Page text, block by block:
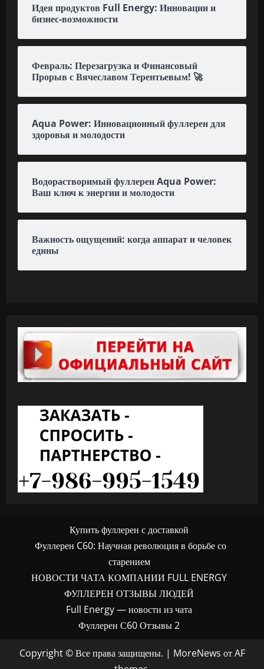
Идея продуктов Full Energy: Инновации и
бизнес-возможности
Февраль: Перезагрузка и Финансовый
Прорыв с Вячеславом Терентьевым! 🚀
Aqua Power: Инновационный фуллерен для
здоровья и молодости
Водорастворимый фуллерен Aqua Power:
Ваш ключ к энергии и молодости
Важность ощущений: когда аппарат и человек
едины
Купить фуллерен с доставкой
Фуллерен C60: Научная революция в борьбе со
старением
НОВОСТИ ЧАТА КОМПАНИИ FULL ENERGY
ФУЛЛЕРЕН ОТЗЫВЫ ЛЮДЕЙ
Full Energy — новости из чата
Фуллерен С60 Отзывы 2
Copyright © Все права защищены. | MoreNews от AF